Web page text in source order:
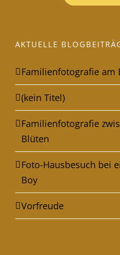
AKTUELLE
Familienfotografie am
(kein Titel)
Familienfotografie
Blüten
Foto-Hausbesuch bei
Boy
Vorfreude